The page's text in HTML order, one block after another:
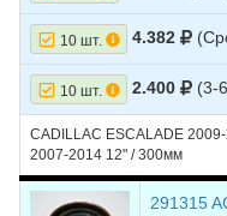
10 шт. 4.382
10 шт. 2.400 (3-
CADILLAC ESCALADE
2007-2014 12" / 300мм
291315